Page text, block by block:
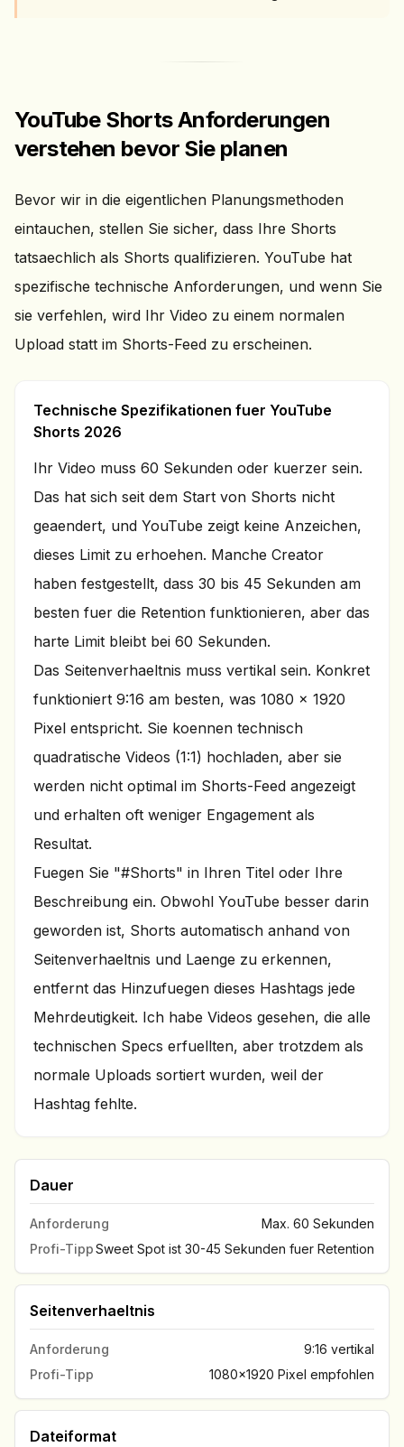
YouTube Shorts Anforderungen
verstehen bevor Sie planen
Bevor wir in die eigentlichen Planungsmethoden
eintauchen, stellen Sie sicher, dass Ihre Shorts
tatsaechlich als Shorts qualifizieren. YouTube hat
spezifische technische Anforderungen, und wenn Sie
sie verfehlen, wird Ihr Video zu einem normalen
Upload statt im Shorts-Feed zu erscheinen.
Technische Spezifikationen fuer YouTube
Shorts 2026
Ihr Video muss 60 Sekunden oder kuerzer sein.
Das hat sich seit dem Start von Shorts nicht
geaendert, und YouTube zeigt keine Anzeichen,
dieses Limit zu erhoehen. Manche Creator
haben festgestellt, dass 30 bis 45 Sekunden am
besten fuer die Retention funktionieren, aber das
harte Limit bleibt bei 60 Sekunden.
Das Seitenverhaeltnis muss vertikal sein. Konkret
funktioniert 9:16 am besten, was 1080 x 1920
Pixel entspricht. Sie koennen technisch
quadratische Videos (1:1) hochladen, aber sie
werden nicht optimal im Shorts-Feed angezeigt
und erhalten oft weniger Engagement als
Resultat.
Fuegen Sie "#Shorts" in Ihren Titel oder Ihre
Beschreibung ein. Obwohl YouTube besser darin
geworden ist, Shorts automatisch anhand von
Seitenverhaeltnis und Laenge zu erkennen,
entfernt das Hinzufuegen dieses Hashtags jede
Mehrdeutigkeit. Ich habe Videos gesehen, die alle
technischen Specs erfuellten, aber trotzdem als
normale Uploads sortiert wurden, weil der
Hashtag fehlte.
Dauer
Anforderung
Max. 60 Sekunden
Profi-TippSweet Spot ist 30-45 Sekunden fuer Retention
Seitenverhaeltnis
Anforderung
9:16 vertikal
Profi-Tipp
1080x1920 Pixel empfohlen
Dateiformat